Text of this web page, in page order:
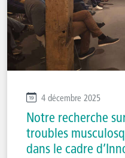
4 décembre 2025
Notre recherche
troubles
dans le cadre